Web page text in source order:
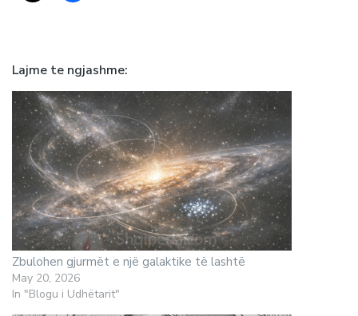
Lajme te ngjashme
Zbulohen gjurmët e një galaktike të lashtë
May 20, 2026
In "Blogu i Udhëtarit"